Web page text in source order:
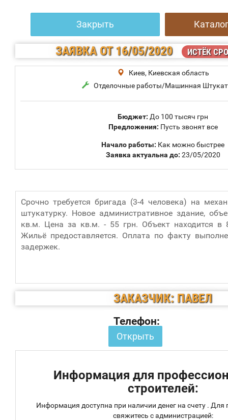
Закрыть
ЗАЯВКАОТ 16/05/2020 ИСТЁК
Киев, Киевская область
Отделочные работы/Машинная
Бюджет: До 100 тысяч грн
Предложения: Пусть звонят все
Начало работы: Как можно быстрее
Заявка актуальна до: 23/05/2020
Срочно требуется бригада (3-4 человека) на
штукатурку. Новое административное здание,
кв.м. Цена за кв.м. - 55 грн. Объект находится в
Жильё предоставляется. Оплата по факту
задержек.
ЗАКАЗЧИК: ПАВЕЛ
Телефон:
Открыть
Информация для
строителей:
Информация доступна при наличии денег на счету . Для
свяжитесь с администрацией: